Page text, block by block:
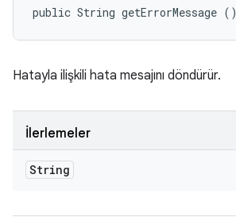
public String getErrorMessage ()
Hatayla ilişkili hata mesajını döndürür.
İlerlemeler
String